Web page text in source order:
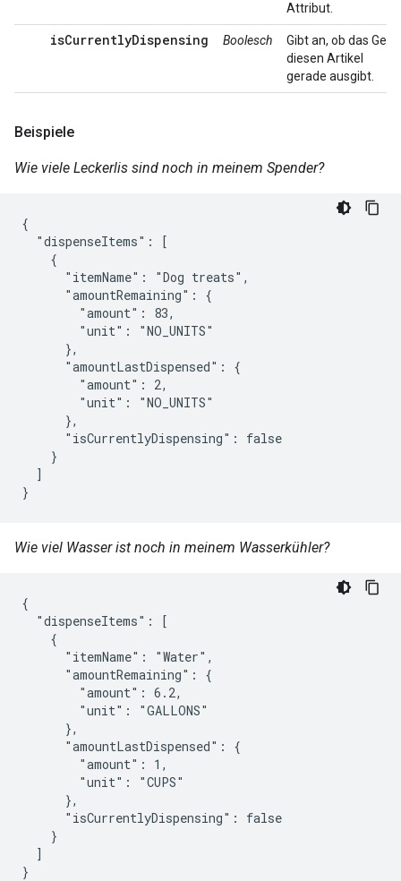
Attribut.
isCurrentlyDispensing Boolesch
Gibt an, ob das
diesen Artikel
gerade ausgibt.
Beispiele
Wie viele Leckerlis sind noch in meinem Spender?
{
  "dispenseItems": [
    {
      "itemName": "Dog treats",
      "amountRemaining": {
        "amount": 83,
        "unit": "NO_UNITS"
      },
      "amountLastDispensed": {
        "amount": 2,
        "unit": "NO_UNITS"
      },
      "isCurrentlyDispensing": false
    }
  ]
}
Wie viel Wasser ist noch in meinem Wasserkühler?
{
  "dispenseItems": [
    {
      "itemName": "Water",
      "amountRemaining": {
        "amount": 6.2,
        "unit": "GALLONS"
      },
      "amountLastDispensed": {
        "amount": 1,
        "unit": "CUPS"
      },
      "isCurrentlyDispensing": false
    }
  ]
}